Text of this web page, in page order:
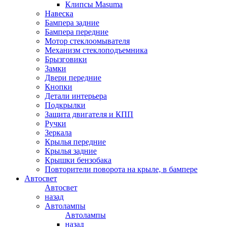
Клипсы Masuma
Навеска
Бампера задние
Бампера передние
Мотор стеклоомывателя
Механизм стеклоподъемника
Брызговики
Замки
Двери передние
Кнопки
Детали интерьера
Подкрылки
Защита двигателя и КПП
Ручки
Зеркала
Крылья передние
Крылья задние
Крышки бензобака
Повторители поворота на крыле, в бампере
Автосвет
Автосвет
назад
Автолампы
Автолампы
назад